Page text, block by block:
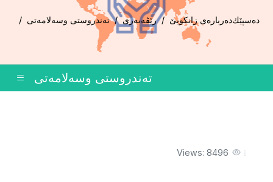
دەسپێكده‌رباره‌ی زانكویێ رێڤەبەری ته‌ندروستى وسه‌لامه‌تى
ته‌ندروستى وسه‌لامه‌تى
Views: 8496